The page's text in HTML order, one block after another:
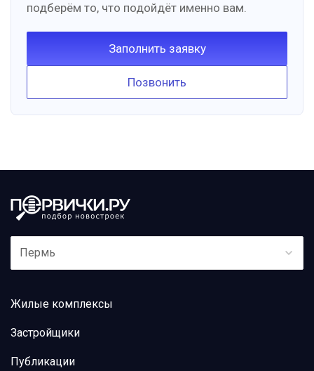
подберём то, что подойдёт именно вам.
Заполнить заявку
Позвонить
Пермь
Жилые комплексы
Застройщики
Публикации